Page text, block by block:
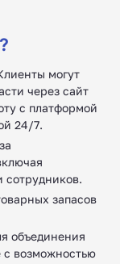
могут
через сайт
с платформой
24/7.
сотрудников.
запасов
объединения
с возможностью